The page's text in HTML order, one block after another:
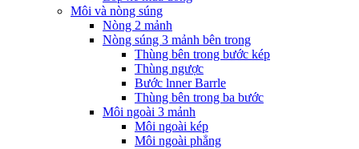
Môi và nòng súng
Nòng 2 mảnh
Nòng súng 3 mảnh bên trong
Thùng bên trong bước kép
Thùng ngược
Bước lnner Barrle
Thùng bên trong ba bước
Môi ngoài 3 mảnh
Môi ngoài kép
Môi ngoài phẳng